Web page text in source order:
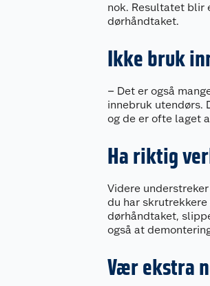
nok. Resultatet blir
dørhåndtaket.
Ikke bruk
– Det er også
innebruk utendørs.
og de er ofte laget
Ha riktig
Videre
du har
dørhåndtaket,
også at
Vær ekstra